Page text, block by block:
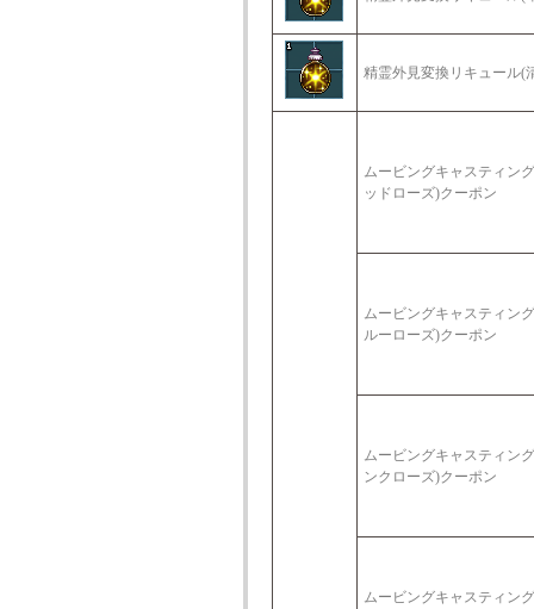
精霊外見変換リキュール(
ムービングキャスティン
ッドローズ)クーポン
ムービングキャスティン
ルーローズ)クーポン
ムービングキャスティン
ンクローズ)クーポン
ムービングキャスティン